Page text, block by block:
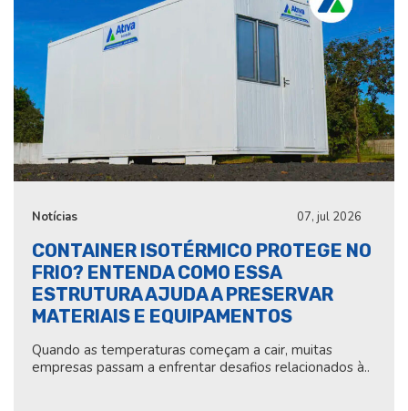
Notícias 07, jul 2026
CONTAINER ISOTÉRMICO PROTEGE NO
FRIO? ENTENDA COMO ESSA
ESTRUTURA AJUDA A PRESERVAR
MATERIAIS E EQUIPAMENTOS
Quando as temperaturas começam a cair, muitas
empresas passam a enfrentar desafios relacionados à..